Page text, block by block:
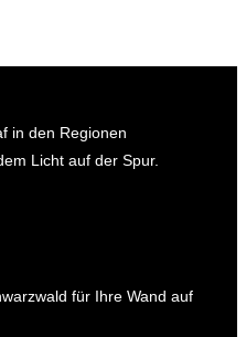
in den Regionen
Licht auf der Spur.
für Ihre Wand auf